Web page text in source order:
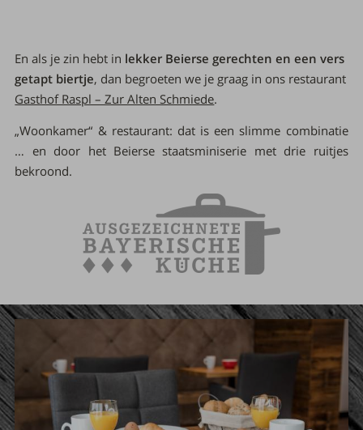
En als je zin hebt in lekker Beierse gerechten en een vers
getapt biertje, dan begroeten we je graag in ons restaurant
Gasthof Raspl – Zur Alten Schmiede.
„Woonkamer“ & restaurant: dat is een slimme combinatie
… en door het Beierse staatsminiserie met drie ruitjes
bekroond.